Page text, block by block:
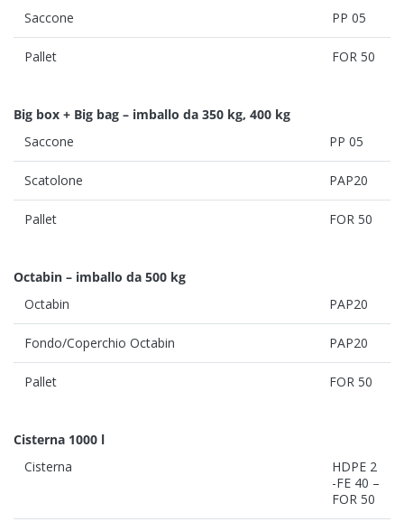
Saccone
PP 05
Pallet FOR 50
Big box + Big bag – imballo da 350 kg, 400 kg
Saccone
PP 05
Scatolone PAP20
Pallet FOR 50
Octabin – imballo da 500 kg
Octabin
PAP20
Fondo/Coperchio Octabin PAP20
Pallet FOR 50
Cisterna 1000 l
Cisterna
HDPE 2
-FE 40 –
FOR 50